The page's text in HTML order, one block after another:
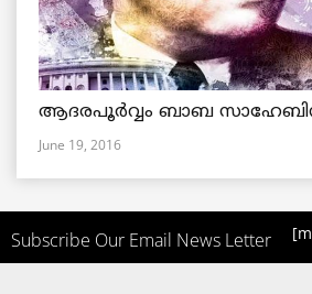
ആദരപൂര്‍വ്വം ബാബ
June 19, 2016
Subscribe Our Email News Letter